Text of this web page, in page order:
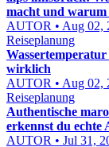
macht und warum
AUTOR • Aug 02,
Reiseplanung
wirklich
AUTOR • Aug 02,
Reiseplanung
Authentische
erkennst du echte
AUTOR • Jul 31,